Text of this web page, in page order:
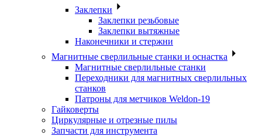
Заклепки
Заклепки резьбовые
Заклепки вытяжные
Наконечники и стержни
Магнитные сверлильные станки и оснастка
Магнитные сверлильные станки
Переходники для магнитных сверлильных
станков
Патроны для метчиков Weldon-19
Гайковерты
Циркулярные и отрезные пилы
Запчасти для инструмента